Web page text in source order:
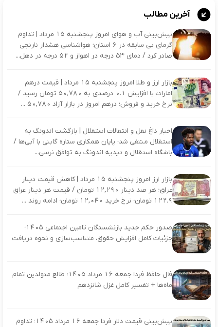
آخرین مطالب
پیش‌بینی آب‌ و هوای امروز پنجشنبه ۱۵ مرداد | تداوم
گرمای بی‌ سابقه در ۶ استان؛ هواشناسی هشدار نارنجی
صادر کرد / دمای ۵۳ درجه در اهواز و ۵۲ درجه در دهل...
بازار ارز و طلا امروز پنجشنبه ۱۵ مرداد | قیمت درهم
امارات با افزایش ۰.۱ درصدی به ۵۰,۷۸۰ تومان رسید /
نرخ خرید و فروش؛ درهم امروز در بازار آزاد ۵۰,۷۸۰ ...
اخبار داغ نقل و انتقالات استقلال | بازگشت اندونگ به
استقلال منتفی شد؛ پایان همکاری ستاره گابنی با آبی‌ها /
باشگاه استقلال و دیدیه اندونگ به توافق نرسی...
بازار ارز امروز پنجشنبه ۱۵ مرداد | کاهش قیمت دینار
عراق؛ هر صد دینار ۱۲,۲۹۰ تومان / قیمت هر دینار عراق
۱۲۲.۹ تومان؛ نرخ خرید ۱۲,۰۴۰ تومان؛ ادامه روند ...
صدور حکم جدید بازنشستگان تامین اجتماعی ۱۴۰۵؛
جزئیات کامل افزایش حقوق، متناسب‌سازی و نحوه دریافت
فال حافظ فردا جمعه ۱۶ مرداد ۱۴۰۵؛ طالع متولدین تمام
ماه‌ها + تفسیر کامل غزل شانزدهم
پیش‌بینی قیمت دلار فردا جمعه ۱۶ مرداد ۱۴۰۵؛ تداوم